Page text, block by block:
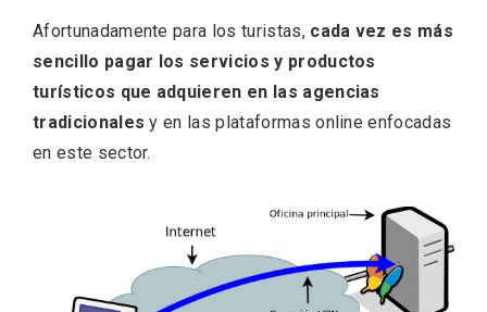
Afortunadamente para los turistas, cada vez es más
sencillo pagar los servicios y productos
turísticos que adquieren en las agencias
tradicionales y en las plataformas online enfocadas
en este sector.